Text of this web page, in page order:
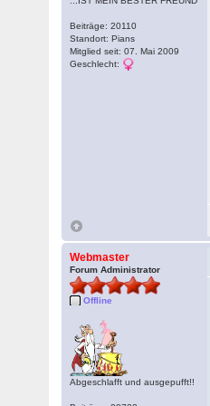
Beiträge: 20110
Standort: Pians
Mitglied seit: 07. Mai 2009
Geschlecht:
Webmaster
Forum Administrator
Offline
Abgeschlafft und ausgepufft!!